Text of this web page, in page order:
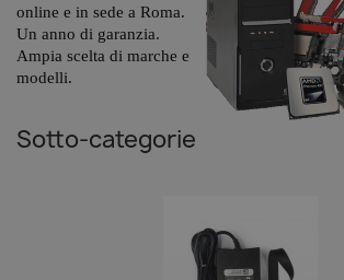
online e in sede a Roma.
Un anno di garanzia.
Ampia scelta di marche e
modelli.
Sotto-categorie